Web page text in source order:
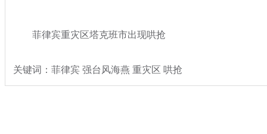
菲律宾重灾区塔克班市出现哄抢
关键词：菲律宾 强台风海燕 重灾区 哄抢